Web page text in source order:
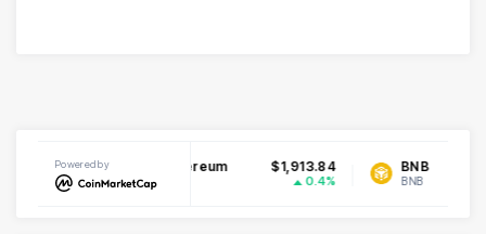
Powered by $1,913.84
ETH
BNB
BNB